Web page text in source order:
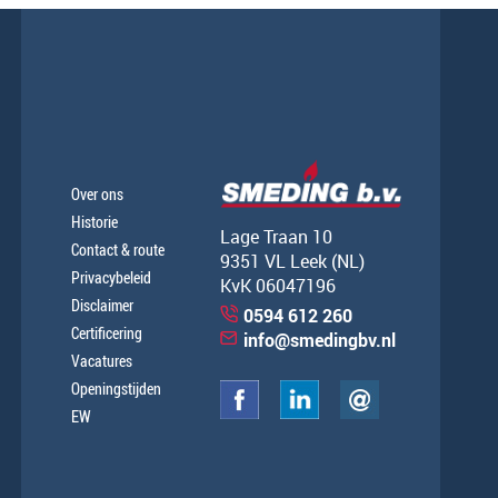
Over ons
Historie
Contact & route
Privacybeleid
Disclaimer
Certificering
Vacatures
Openingstijden
EW
Lage Traan 10
9351 VL Leek (NL)
KvK 06047196
0594 612 260
info@smedingbv.nl